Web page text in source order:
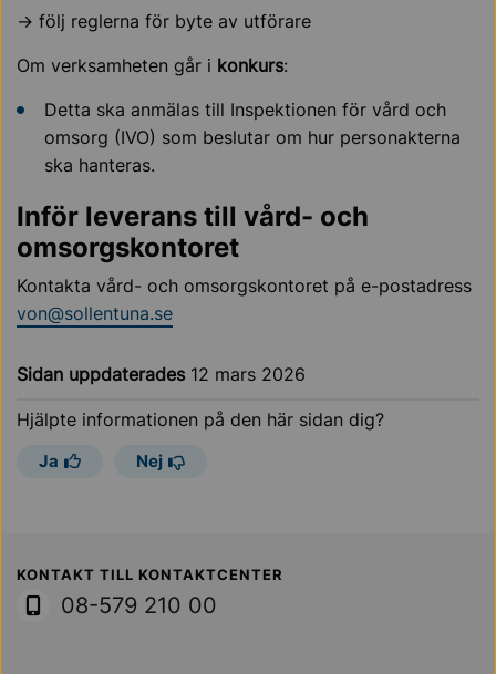
→ följ reglerna för byte av utförare
Om verksamheten går i konkurs:
Detta ska anmälas till Inspektionen för vård och
omsorg (IVO) som beslutar om hur personakterna
ska hanteras.
Inför leverans till vård- och
omsorgskontoret
Kontakta vård- och omsorgskontoret på e-postadress
von@sollentuna.se
Sidan uppdaterades 12 mars 2026
Hjälpte informationen på den här sidan dig?
Ja Nej
Sollentuna Kommun
KONTAKT TILL KONTAKTCENTER
08-579 210 00